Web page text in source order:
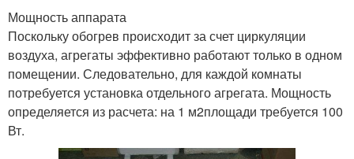
Мощность аппарата
Поскольку обогрев происходит за счет циркуляции
воздуха, агрегаты эффективно работают только в одном
помещении. Следовательно, для каждой комнаты
потребуется установка отдельного агрегата. Мощность
определяется из расчета: на 1 м2площади требуется 100
Вт.